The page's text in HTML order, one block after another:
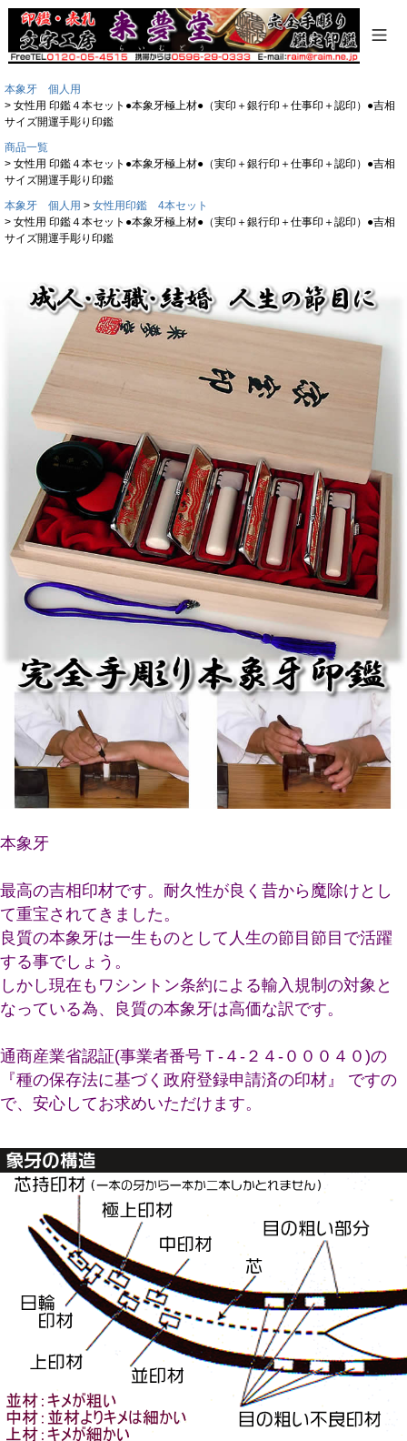
本象牙 個人用
女性用 印鑑４本セット●本象牙極上材●（実印＋銀行印＋仕事印＋認印）●吉相
サイズ開運手彫り印鑑
商品一覧
女性用 印鑑４本セット●本象牙極上材●（実印＋銀行印＋仕事印＋認印）●吉相
サイズ開運手彫り印鑑
本象牙 個人用
女性用印鑑 4本セット
女性用 印鑑４本セット●本象牙極上材●（実印＋銀行印＋仕事印＋認印）●吉相
サイズ開運手彫り印鑑
本象牙
最高の吉相印材です。耐久性が良く昔から魔除けとし
て重宝されてきました。
良質の本象牙は一生ものとして人生の節目節目で活躍
する事でしょう。
しかし現在もワシントン条約による輸入規制の対象と
なっている為、良質の本象牙は高価な訳です。
通商産業省認証(事業者番号Ｔ-４-２４-０００４０)の
『種の保存法に基づく政府登録申請済の印材』 ですの
で、安心してお求めいただけます。